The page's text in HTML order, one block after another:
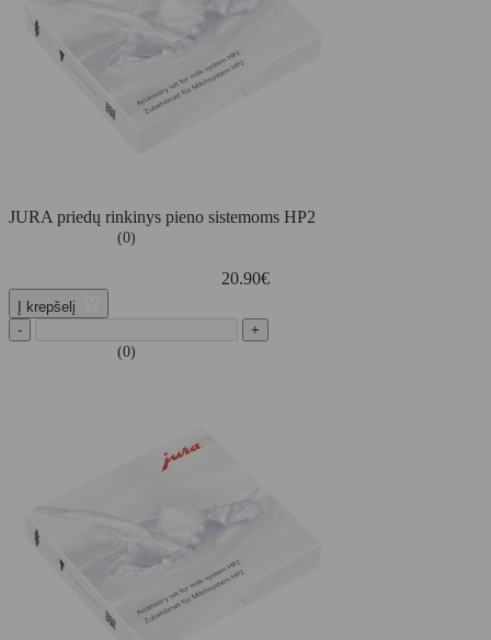
JURA priedų rinkinys pieno sistemoms HP2
(0)
20.90€
Į krepšelį
-
+
(0)